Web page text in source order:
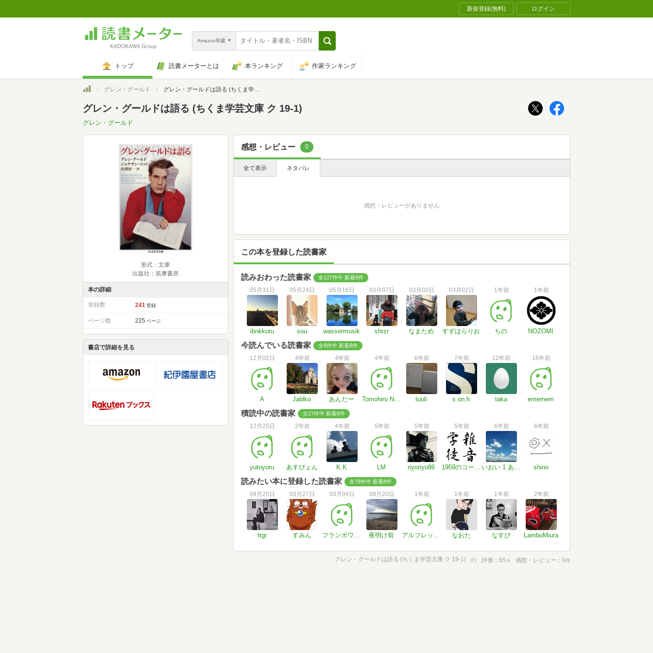
新規登録(無料) ログイン
Amazon和書
トップ 読書メーターとは 本ランキング 作家ランキング
トップグレン・グールド グレン・グールドは語る (ちくま学芸文庫 ク 19-1)
グレン・グールドは語る (ちくま学芸文庫 ク 19-1)
グレン・グールド
形式：文庫
出版社：筑摩書房
本の詳細
登録数 241 登録
ページ数 225 ページ
書店で詳細を見る
感想・レビュー 0
全て表示 ネタバレ
感想・レビューがありません
この本を登録した読書家
読みおわった読書家 全127件中 新着8件
05月31日
ibnkkuru
05月24日
sou
05月16日
wassermusik
03月07日
shrzr
03月02日
なまため
03月02日
すずはらりお
1年前
ちの
1年前
NOZOMI
今読んでいる読書家 全8件中 新着8件
12月02日
A
4年前
Jablko
4年前
あんだー
4年前
Tomohiro Nakano
6年前
tuuli
7年前
s.on.h
12年前
taka
16年前
ememem
積読中の読書家 全27件中 新着8件
12月25日
yutoyoru
2年前
あすぴょん
4年前
K.K
5年前
LM
5年前
riyoriyo86
5年前
1959のコールマン
6年前
いおい 1 あと36日で●キロ痩せる
6年前
shino
読みたい本に登録した読書家 全79件中 新着8件
04月25日
ttgr
03月27日
すみん
03月04日
フランボワーズ
08月20日
夜明け前
1年前
アルフレッドパーマストン
1年前
なおた
1年前
なすび
2年前
LamboMiura
グレン・グールドは語る (ちくま学芸文庫 ク 19-1) の 評価 65 ％ 感想・レビュー 0件